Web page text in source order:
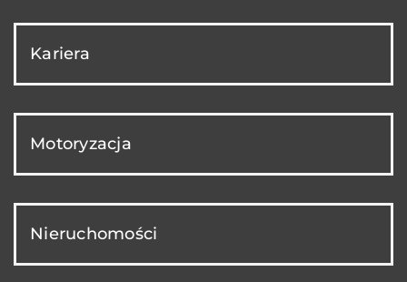
Kariera
Motoryzacja
Nieruchomości